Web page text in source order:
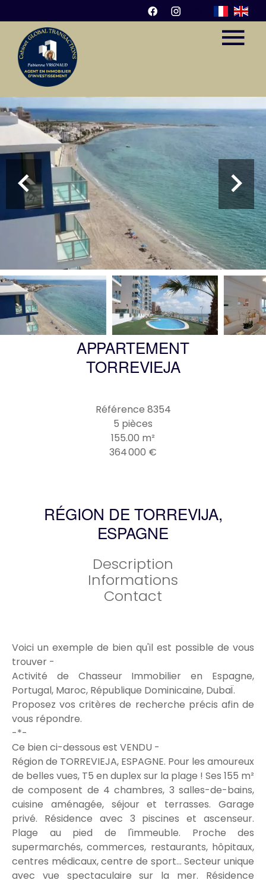
APPARTEMENT
TORREVIEJA
Référence 8354
5 pièces
155.00 m²
364 000 €
RÉGION DE TORREVIJA,
ESPAGNE
Description
Informations
Contact
Voici un exemple de bien qu'il est possible de vous
trouver -
Activité de Chasseur Immobilier en Espagne,
Portugal, Maroc, République Dominicaine, DubaÏ.
Proposez vos critères de recherche précis afin de
vous répondre.
-*-
Ce bien ci-dessous est VENDU -
Région de TORREVIEJA, ESPAGNE. Pour les amoureux
de belles vues, T5 en duplex sur la plage ! Ses 155 m²
de composent de 4 chambres, 3 salles-de-bains,
cuisine aménagée, séjour et terrasses. Garage
privé. Résidence avec 3 piscines et ascenseur.
Plage au pied de l'immeuble. Proche des
supermarchés, commerces, restaurants, hôpitaux,
centres médicaux, centre de sport... Secteur unique
avec vue spectaculaire sur la mer. Résidence